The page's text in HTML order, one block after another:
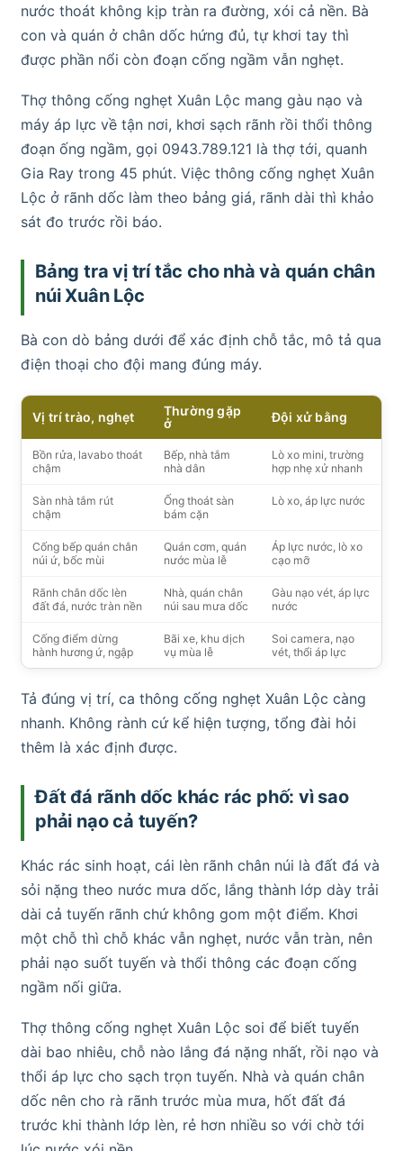
nước thoát không kịp tràn ra đường, xói cả nền. Bà
con và quán ở chân dốc hứng đủ, tự khơi tay thì
được phần nổi còn đoạn cống ngầm vẫn nghẹt.
Thợ thông cống nghẹt Xuân Lộc mang gàu nạo và
máy áp lực về tận nơi, khơi sạch rãnh rồi thổi thông
đoạn ống ngầm, gọi 0943.789.121 là thợ tới, quanh
Gia Ray trong 45 phút. Việc thông cống nghẹt Xuân
Lộc ở rãnh dốc làm theo bảng giá, rãnh dài thì khảo
sát đo trước rồi báo.
Bảng tra vị trí tắc cho nhà và quán chân
núi Xuân Lộc
Bà con dò bảng dưới để xác định chỗ tắc, mô tả qua
điện thoại cho đội mang đúng máy.
Vị trí trào, nghẹt
Thường gặp
ở
Đội xử bằng
Bồn rửa, lavabo thoát
chậm
Bếp, nhà tắm
nhà dân
Lò xo mini, trường
hợp nhẹ xử nhanh
Sàn nhà tắm rút
chậm
Ống thoát sàn
bám cặn
Lò xo, áp lực nước
Cống bếp quán chân
núi ứ, bốc mùi
Quán cơm, quán
nước mùa lễ
Áp lực nước, lò xo
cạo mỡ
Rãnh chân dốc lèn
đất đá, nước tràn nền
Nhà, quán chân
núi sau mưa dốc
Gàu nạo vét, áp lực
nước
Cống điểm dừng
hành hương ứ, ngập
Bãi xe, khu dịch
vụ mùa lễ
Soi camera, nạo
vét, thổi áp lực
Tả đúng vị trí, ca thông cống nghẹt Xuân Lộc càng
nhanh. Không rành cứ kể hiện tượng, tổng đài hỏi
thêm là xác định được.
Đất đá rãnh dốc khác rác phố: vì sao
phải nạo cả tuyến?
Khác rác sinh hoạt, cái lèn rãnh chân núi là đất đá và
sỏi nặng theo nước mưa dốc, lắng thành lớp dày trải
dài cả tuyến rãnh chứ không gom một điểm. Khơi
một chỗ thì chỗ khác vẫn nghẹt, nước vẫn tràn, nên
phải nạo suốt tuyến và thổi thông các đoạn cống
ngầm nối giữa.
Thợ thông cống nghẹt Xuân Lộc soi để biết tuyến
dài bao nhiêu, chỗ nào lắng đá nặng nhất, rồi nạo và
thổi áp lực cho sạch trọn tuyến. Nhà và quán chân
dốc nên cho rà rãnh trước mùa mưa, hốt đất đá
trước khi thành lớp lèn, rẻ hơn nhiều so với chờ tới